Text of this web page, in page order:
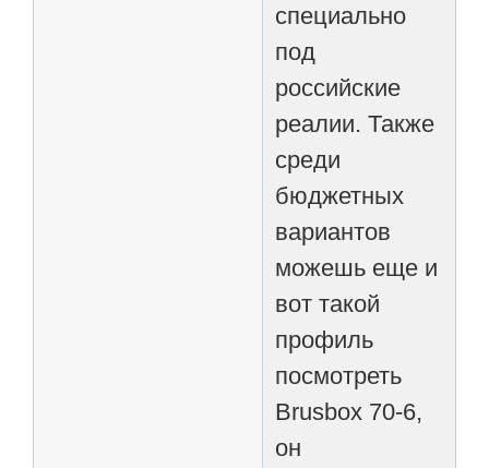
специально
под
российские
реалии. Также
среди
бюджетных
вариантов
можешь еще и
вот такой
профиль
посмотреть
Brusbox 70-6,
он